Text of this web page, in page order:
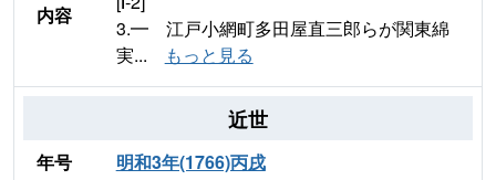
内容
3.━ 江戸小網町多田屋直三郎らが関東綿
実...
もっと見る
近世
年号 明和3年(1766)丙戌